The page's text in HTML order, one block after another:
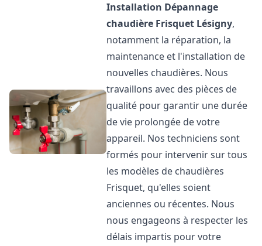
Installation Dépannage
chaudière Frisquet Lésigny,
notamment la réparation, la
maintenance et l'installation de
nouvelles chaudières. Nous
travaillons avec des pièces de
qualité pour garantir une durée
de vie prolongée de votre
appareil. Nos techniciens sont
formés pour intervenir sur tous
les modèles de chaudières
Frisquet, qu'elles soient
anciennes ou récentes. Nous
nous engageons à respecter les
délais impartis pour votre